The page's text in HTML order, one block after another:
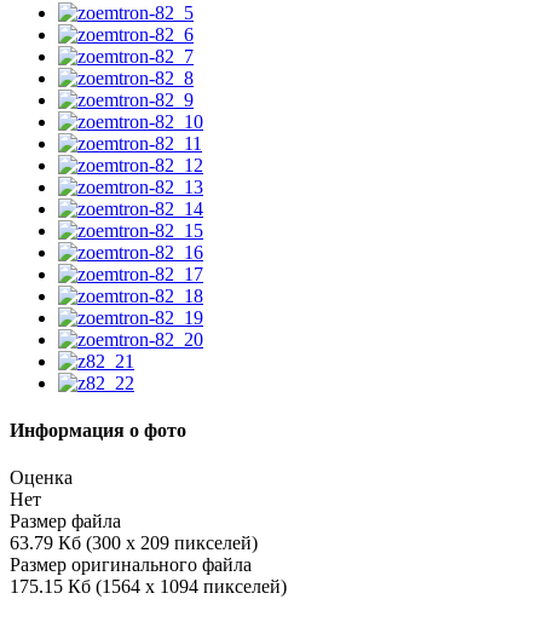
Информация о фото
Оценка
Нет
Размер файла
63.79 Кб (300 x 209 пикселей)
Размер оригинального файла
175.15 Кб (1564 x 1094 пикселей)